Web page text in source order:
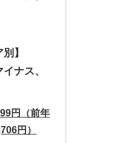
】
ナス、
円（前年
円）